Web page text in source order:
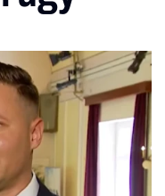
következő
Legyél jobb!